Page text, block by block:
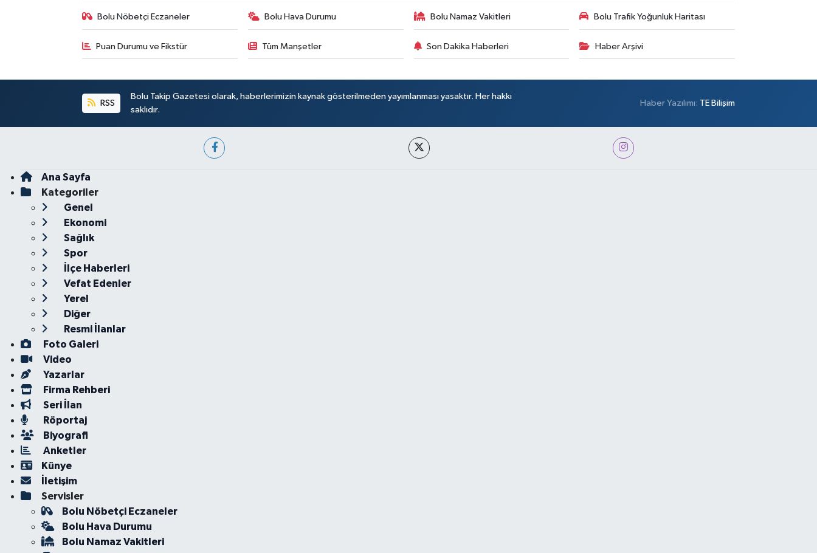
Bolu Nöbetçi Eczaneler Bolu Hava Durumu Bolu Namaz Vakitleri Bolu Trafik Yoğunluk Haritası
Puan Durumu ve Fikstür Tüm Manşetler Son Dakika Haberleri Haber Arşivi
RSS
Bolu Takip Gazetesi olarak, haberlerimizin kaynak gösterilmeden yayımlanması yasaktır. Her hakkı
saklıdır.
Haber Yazılımı: TE Bilişim
Ana Sayfa
Kategoriler
Genel
Ekonomi
Sağlık
Spor
İlçe Haberleri
Vefat Edenler
Yerel
Diğer
Resmi İlanlar
Foto Galeri
Video
Yazarlar
Firma Rehberi
Seri İlan
Röportaj
Biyografi
Anketler
Künye
İletişim
Servisler
Bolu Nöbetçi Eczaneler
Bolu Hava Durumu
Bolu Namaz Vakitleri